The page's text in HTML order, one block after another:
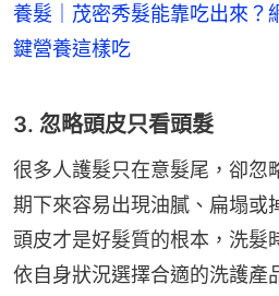
養髮｜茂密秀髮能靠吃出來
鍵營養這樣吃
3. 忽略頭皮只看頭髮
很多人護髮只在意髮尾，卻忽
期下來容易出現油膩、扁塌或
頭皮才是好髮質的根本，洗髮
依自身狀況選擇合適的洗護產